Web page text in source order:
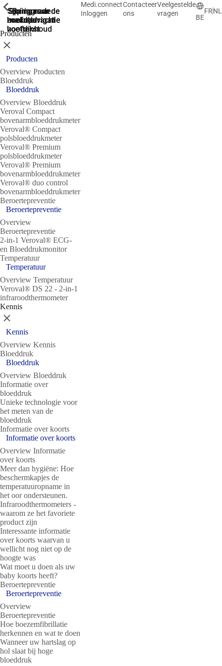
Ga naar de
zoekopdracht
Spring naar de
hoofdnavigatie
Spring naar de
hoofdnavigatie
Spring naar
de
hoofdinhoud
Spring
naar de
voettekst
Medi.connect
Inloggen
Contacteer
ons
Veelgestelde
vragen
BE
FRNL
Producten
ShowPrevious
Sluit
Producten
Overview Producten
Bloeddruk
ShowPrevious
Bloeddruk
Overview Bloeddruk
Veroval Compact
bovenarmbloeddrukmeter
Veroval® Compact
polsbloeddrukmeter
Veroval® Premium
polsbloeddrukmeter
Veroval® Premium
bovenarmbloeddrukmeter
Veroval® duo control
bovenarmbloeddrukmeter
Beroertepreventie
ShowPrevious
Beroertepreventie
Overview
Beroertepreventie
2-in-1 Veroval® ECG-
en Bloeddrukmonitor
Temperatuur
ShowPrevious
Temperatuur
Overview Temperatuur
Veroval® DS 22 - 2-in-1
infraroodthermometer
Kennis
ShowPrevious
Sluit
Kennis
Overview Kennis
Bloeddruk
ShowPrevious
Bloeddruk
Overview Bloeddruk
Informatie over
bloeddruk
Unieke technologie voor
het meten van de
bloeddruk
Informatie over koorts
ShowPrevious
Informatie over koorts
Overview Informatie
over koorts
Meer dan hygiëne: Hoe
beschermkapjes de
temperatuuropname in
het oor ondersteunen.
Infraroodthermometers -
waarom ze het favoriete
product zijn
Interessante informatie
over koorts waarvan u
wellicht nog niet op de
hoogte was
Wat moet u doen als uw
baby koorts heeft?
Beroertepreventie
ShowPrevious
Beroertepreventie
Overview
Beroertepreventie
Hoe boezemfibrillatie
herkennen en wat te doen
Wanneer uw hartslag op
hol slaat bij hoge
bloeddruk